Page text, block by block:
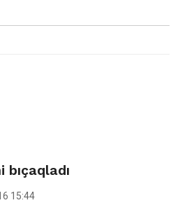
bıçaqladı
15:44